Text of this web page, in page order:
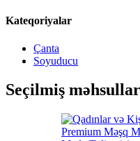
Kateqoriyalar
Çanta
Soyuducu
Seçilmiş məhsullar